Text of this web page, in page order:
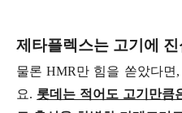
제타플렉스는 고기에
물론 HMR만 힘을 쏟았다면
요. 롯데는 적어도 고기만큼